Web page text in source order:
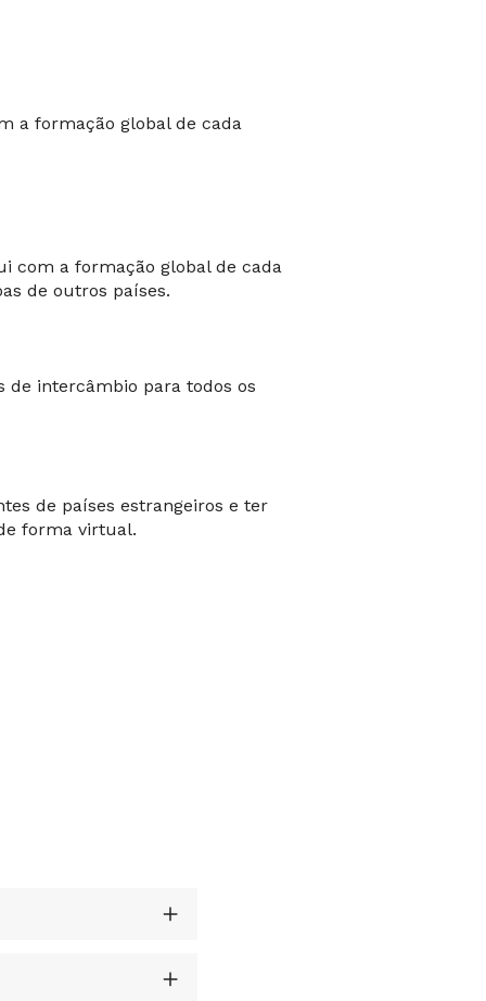
a formação global de cada
com a formação global de cada
de outros países.
de intercâmbio para todos os
de países estrangeiros e ter
de forma virtual.